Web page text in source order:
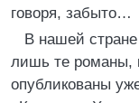
говоря, забыто…
В нашей
лишь те романы,
опубликованы